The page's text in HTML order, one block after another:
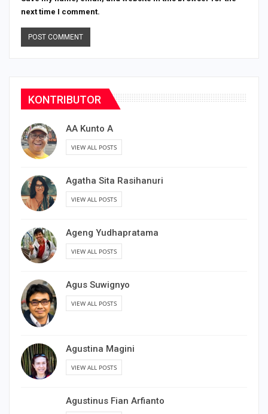
next time I comment.
KONTRIBUTOR
AA Kunto A
VIEW ALL POSTS
Agatha Sita Rasihanuri
VIEW ALL POSTS
Ageng Yudhapratama
VIEW ALL POSTS
Agus Suwignyo
VIEW ALL POSTS
Agustina Magini
VIEW ALL POSTS
Agustinus Fian Arfianto